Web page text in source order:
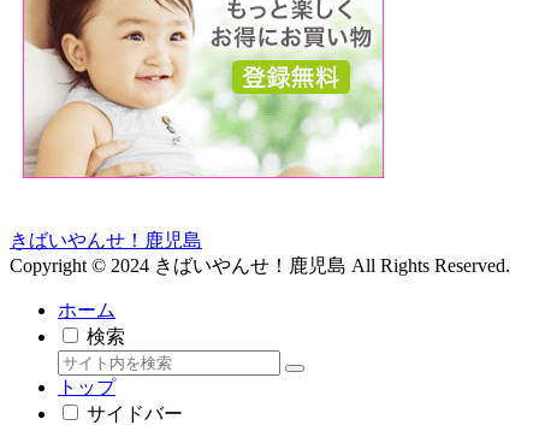
きばいやんせ！鹿児島
Copyright © 2024 きばいやんせ！鹿児島 All Rights Reserved.
ホーム
検索
トップ
サイドバー